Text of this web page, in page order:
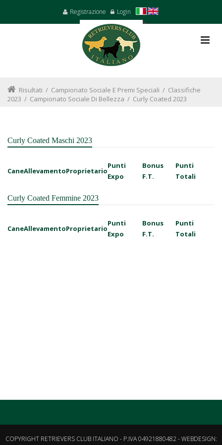
Registrazione Login
Risultati / Campionato Sociale E Premi Speciali / Classifiche
2023 / Campionato Sociale Di Bellezza / Curly Coated 2023
Curly Coated Maschi 2023
CaneAllevamentoProprietario
Punti
Expo
Bonus
F.T.
Punti
Totali
Curly Coated Femmine 2023
CaneAllevamentoProprietario
Punti
Expo
Bonus
F.T.
Punti
Totali
COPYRIGHT RETRIEVERS CLUB ITALIANO - P.IVA 04921880482 - WEBDESIGN: